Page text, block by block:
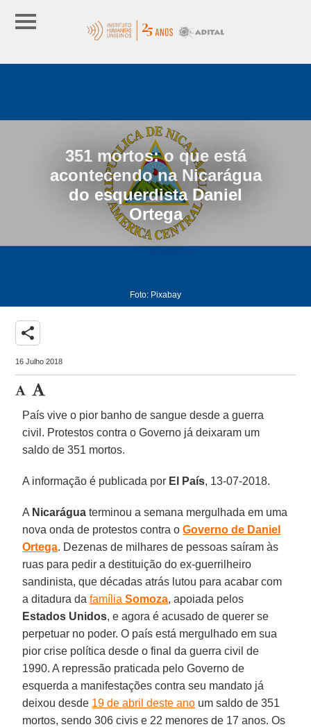
351 mortos: o que está
acontecendo na Nicarágua
do esquerdista Daniel
Ortega
Foto: Pixabay
share
16 Julho 2018
País vive o pior banho de sangue desde a guerra
civil. Protestos contra o Governo já deixaram um
saldo de 351 mortos.
A informação é publicada por El País, 13-07-2018.
A Nicarágua terminou a semana mergulhada em uma
nova onda de protestos contra oGoverno de Daniel
Ortega. Dezenas de milhares de pessoas saíram às
ruas para pedir a destituição do ex-guerrilheiro
sandinista, que décadas atrás lutou para acabar com
a ditadura dafamíliaSomoza, apoiada pelos
Estados Unidos, e agora é acusado de querer se
perpetuar no poder. O país está mergulhado em sua
pior crise política desde o final da guerra civil de
1990. A repressão praticada pelo Governo de
esquerda a manifestações contra seu mandato já
deixou desde 19 de abril deste ano um saldo de 351
mortos, sendo 306 civis e 22 menores de 17 anos. Os